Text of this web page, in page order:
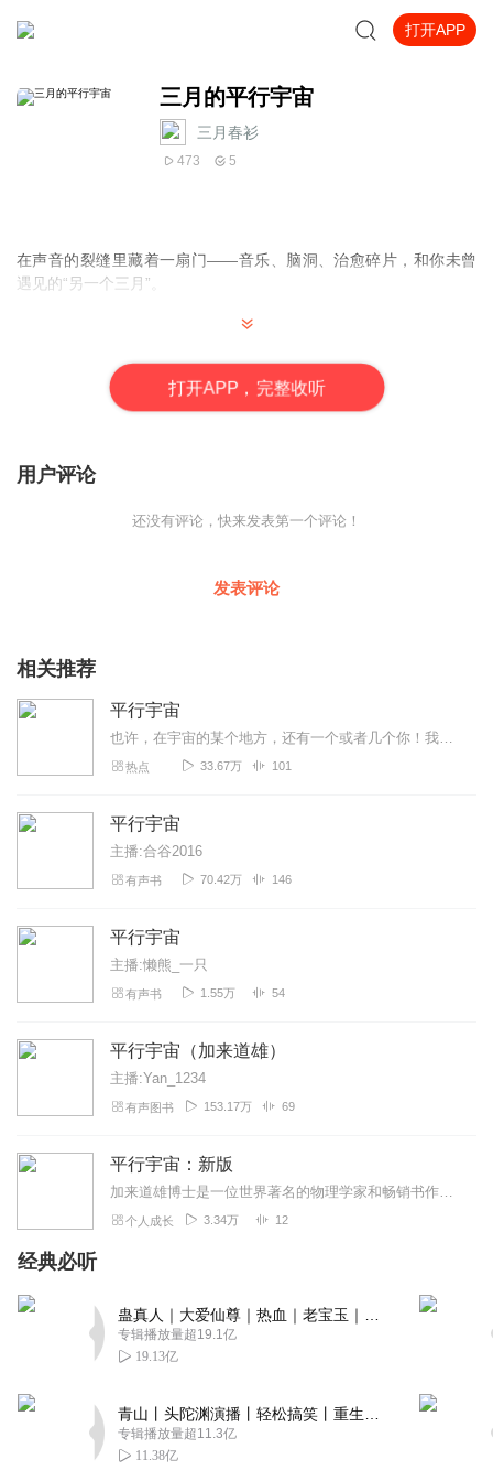
打开APP
三月的平行宇宙
三月春衫
473 5
在声音的裂缝里藏着一扇门——音乐、脑洞、治愈碎片，和你未曾
遇见的“另一个三月”。
打开APP，完整收听
用户评论
还没有评论，快来发表第一个评论！
发表评论
相关推荐
平行宇宙
也许，在宇宙的某个地方，还有一个或者几个你！我们一起来了解宇宙的秘密！
热点 33.67万 101
平行宇宙
主播:合谷2016
有声书 70.42万 146
平行宇宙
主播:懒熊_一只
有声书 1.55万 54
平行宇宙（加来道雄）
主播:Yan_1234
有声图书 153.17万 69
平行宇宙：新版
加来道雄博士是一位世界著名的物理学家和畅销书作者。《华尔街杂志》说他擅长将最为玄妙难解的思想解释得通俗易懂。在《平行宇宙》一书中他以引人入胜的方式，带领读者遍览...
个人成长 3.34万 12
经典必听
专辑播放量超19.1亿
19.13亿
专辑播放量超11.3亿
11.38亿